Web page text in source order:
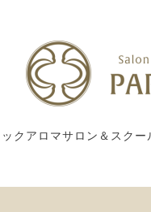
クアロマサロン＆スクー